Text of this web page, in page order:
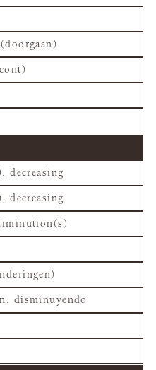
decreasing
decreasing
disminuyendo